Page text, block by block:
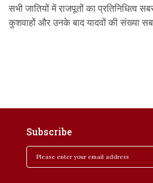
सभी जातियों में राजपूतों का प्रतिनिधित्व
कुशवाहों और उनके बाद यादवों की संख्या
Subscribe